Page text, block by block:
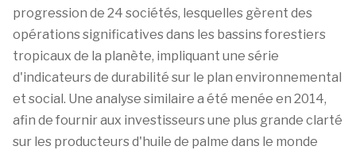
progression de 24 sociétés, lesquelles gèrent des
opérations significatives dans les bassins forestiers
tropicaux de la planète, impliquant une série
d'indicateurs de durabilité sur le plan environnemental
et social. Une analyse similaire a été menée en 2014,
afin de fournir aux investisseurs une plus grande clarté
sur les producteurs d'huile de palme dans le monde